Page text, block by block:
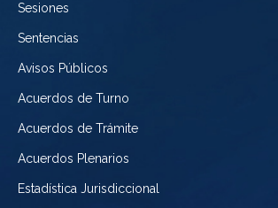
Sesiones
Sentencias
Avisos Públicos
Acuerdos de Turno
Acuerdos de Trámite
Acuerdos Plenarios
Estadística Jurisdiccional